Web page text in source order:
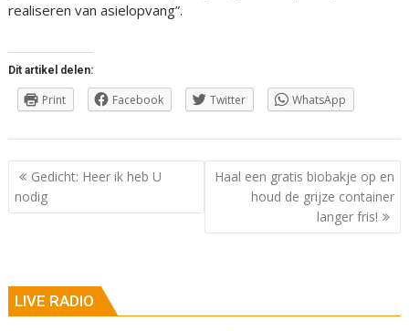
realiseren van asielopvang”.
Dit artikel delen:
Print Facebook Twitter WhatsApp
Berichtnavigatie
Gedicht: Heer ik heb U
nodig
Haal een gratis biobakje op en
houd de grijze container
langer fris!
LIVE RADIO